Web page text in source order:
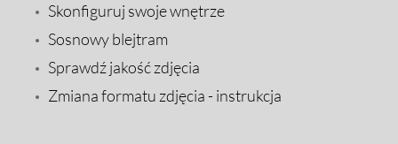
Skonfiguruj swoje wnętrze
Sosnowy blejtram
Sprawdź jakość zdjęcia
Zmiana formatu zdjęcia - instrukcja